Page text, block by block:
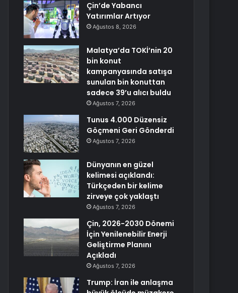
Çin’de Yabancı
Yatırımlar Artıyor
Ağustos 8, 2026
Malatya’da TOKİ’nin 20
bin konut
kampanyasında satışa
sunulan bin konuttan
sadece 39’u alıcı buldu
Ağustos 7, 2026
Tunus 4.000 Düzensiz
Göçmeni Geri Gönderdi
Ağustos 7, 2026
Dünyanın en güzel
kelimesi açıklandı:
Türkçeden bir kelime
zirveye çok yaklaştı
Ağustos 7, 2026
Çin, 2026-2030 Dönemi
İçin Yenilenebilir Enerji
Geliştirme Planını
Açıkladı
Ağustos 7, 2026
Trump: İran ile anlaşma